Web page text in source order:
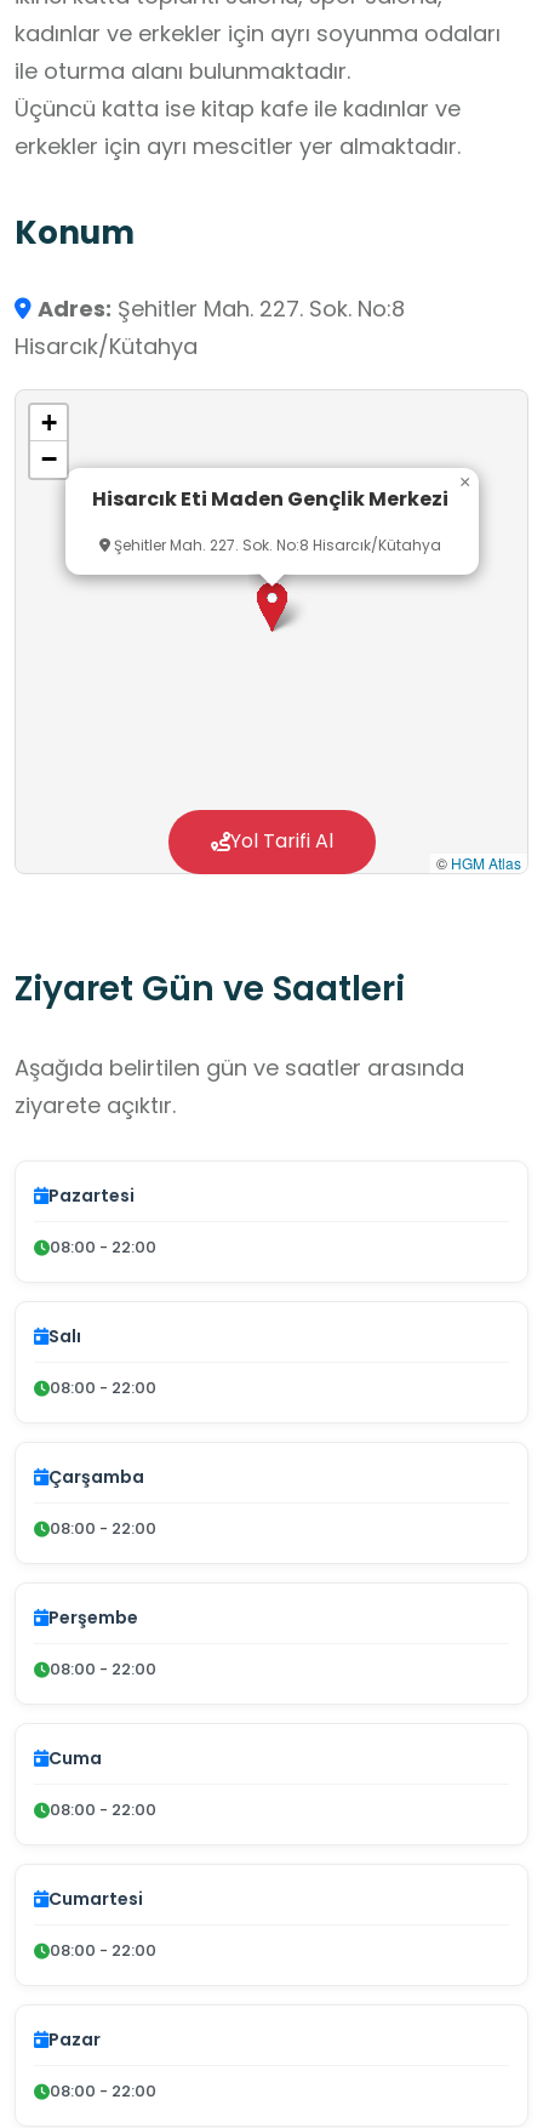
kadınlar ve erkekler için ayrı soyunma odaları
ile oturma alanı bulunmaktadır.
Üçüncü katta ise kitap kafe ile kadınlar ve
erkekler için ayrı mescitler yer almaktadır.
Konum
Adres: Şehitler Mah. 227. Sok. No:8
Hisarcık/Kütahya
Hisarcık Eti Maden Gençlik Merkezi
Şehitler Mah. 227. Sok. No:8 Hisarcık/Kütahya
×
+
−
© HGM Atlas
Yol Tarifi Al
Ziyaret Gün ve Saatleri
Aşağıda belirtilen gün ve saatler arasında
ziyarete açıktır.
Pazartesi
08:00 - 22:00
Salı
08:00 - 22:00
Çarşamba
08:00 - 22:00
Perşembe
08:00 - 22:00
Cuma
08:00 - 22:00
Cumartesi
08:00 - 22:00
Pazar
08:00 - 22:00